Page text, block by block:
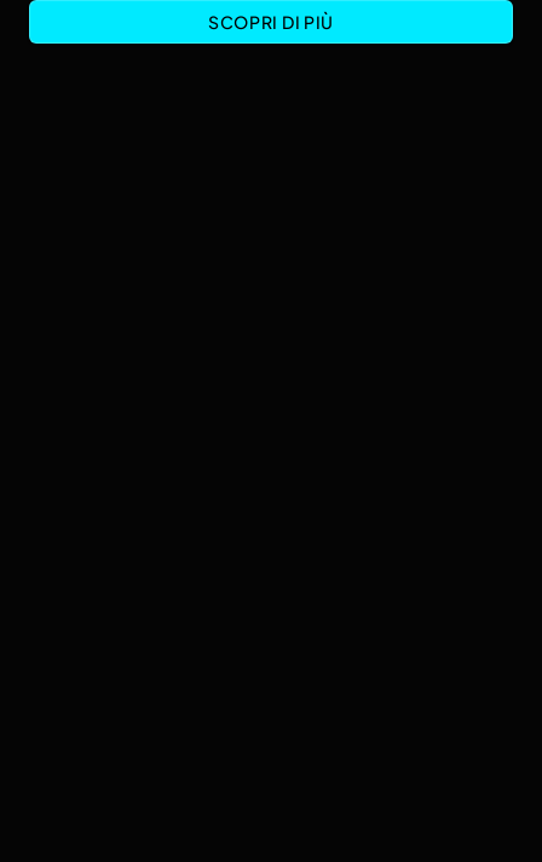
SCOPRI DI PIÙ